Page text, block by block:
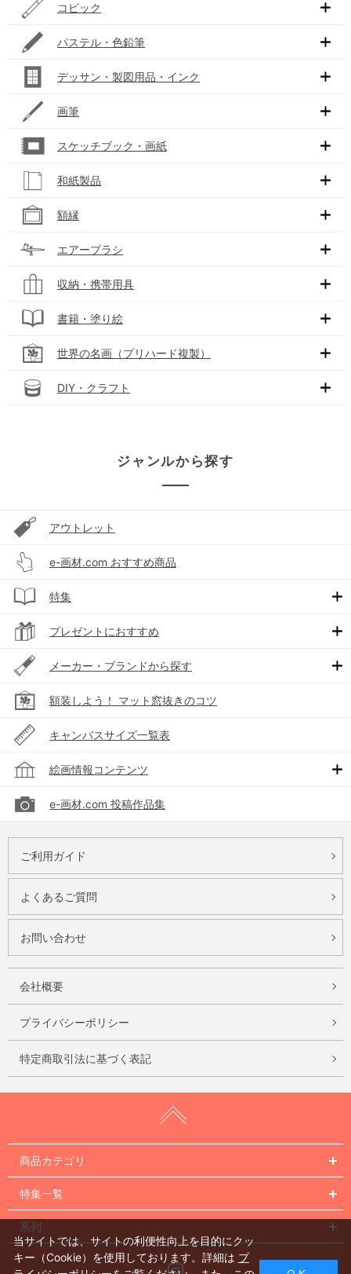
コピック
パステル・色鉛筆
デッサン・製図用品・インク
画筆
スケッチブック・画紙
和紙製品
額縁
エアーブラシ
収納・携帯用具
書籍・塗り絵
世界の名画（プリハード複製）
DIY・クラフト
ジャンルから探す
アウトレット
e-画材.com おすすめ商品
特集
プレゼントにおすすめ
メーカー・ブランドから探す
額装しよう！ マット窓抜きのコツ
キャンバスサイズ一覧表
絵画情報コンテンツ
e-画材.com 投稿作品集
ご利用ガイド
よくあるご質問
お問い合わせ
会社概要
プライバシーポリシー
特定商取引法に基づく表記
商品カテゴリ
特集一覧
系列
Instagram
当サイトでは、サイトの利便性向上を目的にクッ
キー（Cookie）を使用しております。詳細は プ